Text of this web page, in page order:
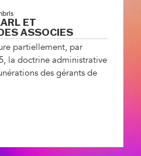
ET
ASSOCIES
partiellement, par
la doctrine administrative
des gérants de